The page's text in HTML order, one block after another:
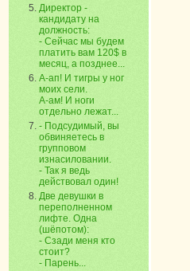
Директор -
кандидату на
должность:
- Сейчас мы будем
платить вам 120$ в
месяц, а позднее...
А-ап! И тигры у ног
моих сели.
А-ам! И ноги
отдельно лежат...
- Подсудимый, вы
обвиняетесь в
групповом
изнасиловании.
- Так я ведь
действовал один!
Две девушки в
переполненном
лифте. Одна
(шёпотом):
- Сзади меня кто
стоит?
- Парень...